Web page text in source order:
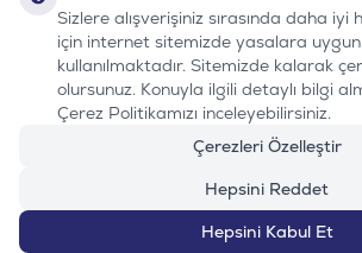
1.450TL
bizi takip edin:
Instagram
Youtube
TiktokFacebook
Linkedin
www.evinemama.com
pati@evinemama.com
0232 7000 212
%100 MUTLU
MÜŞTERI HATTI
(haftaiçi 09.00-17.00)
Sizlere alışverişiniz sırasında daha iyi
için internet sitemizde yasalara
kullanılmaktadır. Sitemizde kalarak
olursunuz. Konuyla ilgili detaylı bilgi
Çerez Politikamızı inceleyebilirsiniz.
Çerezleri Özelleştir
Hepsini Reddet
Hepsini Kabul Et